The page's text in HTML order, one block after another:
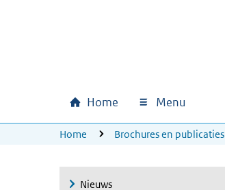
Hoofdnavigatie
Home Menu
U bevindt zich hier:
Home Brochures en publicaties
Nieuws